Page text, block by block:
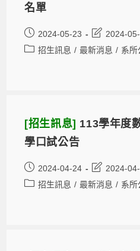
名單
2024-05-23
2024-
招生訊息 / 最新消息 / 系所
[招生訊息] 113學年度
學口試公告
2024-04-24
2024-
招生訊息 / 最新消息 / 系所